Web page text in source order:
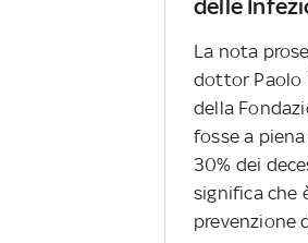
delle
La nota
dottor Paolo
della
fosse a
30% dei
significa che
prevenzione